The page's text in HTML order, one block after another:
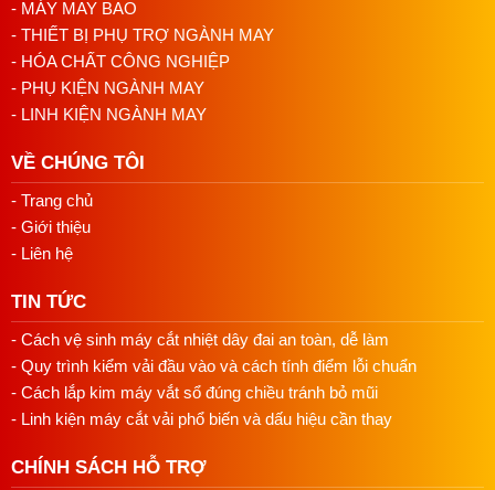
Anh/chị mô tả loại máy vắt sổ đang dùng và mã hàng cần
ráp thun, bên em tư vấn cấu hình phù hợp và gửi báo giá
chi tiết.
Thông tin liên hệ:
Hotline/Zalo: 0813018118
Email: namduongvinamachine@gmail.com
Địa chỉ: 4/2/32 Tân Thới Nhất 01, P. Tân Thới Nhất,
Quận 12, HCM
- MÁY MAY BAO
- THIẾT BỊ PHỤ TRỢ NGÀNH MAY
- HÓA CHẤT CÔNG NGHIỆP
- PHỤ KIỆN NGÀNH MAY
- LINH KIỆN NGÀNH MAY
VỀ CHÚNG TÔI
- Trang chủ
- Giới thiệu
- Liên hệ
TIN TỨC
- Cách vệ sinh máy cắt nhiệt dây đai an toàn, dễ làm
- Quy trình kiểm vải đầu vào và cách tính điểm lỗi chuẩn
- Cách lắp kim máy vắt sổ đúng chiều tránh bỏ mũi
- Linh kiện máy cắt vải phổ biến và dấu hiệu cần thay
CHÍNH SÁCH HỖ TRỢ